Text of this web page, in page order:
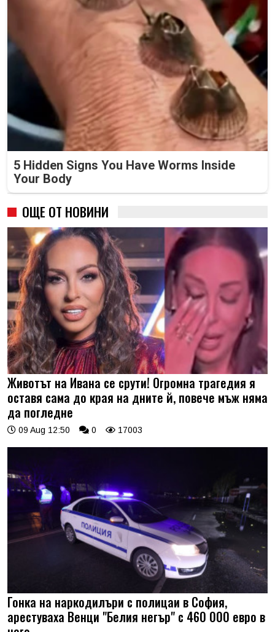
5 Hidden Signs You Have Worms Inside
Your Body
ОЩЕ ОТ НОВИНИ
Животът на Ивана се срути! Огромна трагедия я
оставя сама до края на дните й, повече мъж няма
да погледне
09 Aug 12:50 0 17003
Гонка на наркодилъри с полицаи в София,
арестуваха Венци "Белия негър" с 460 000 евро в